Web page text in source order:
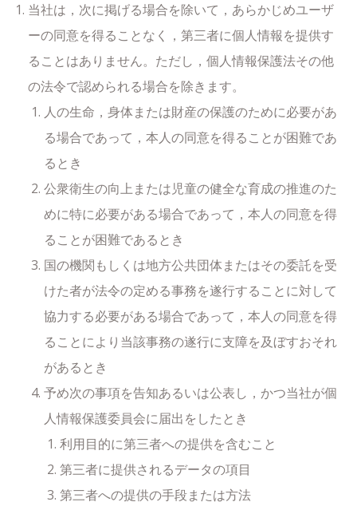
当社は，次に掲げる場合を除いて，あらかじめユーザ
ーの同意を得ることなく，第三者に個人情報を提供す
ることはありません。ただし，個人情報保護法その他
の法令で認められる場合を除きます。
人の生命，身体または財産の保護のために必要があ
る場合であって，本人の同意を得ることが困難であ
るとき
公衆衛生の向上または児童の健全な育成の推進のた
めに特に必要がある場合であって，本人の同意を得
ることが困難であるとき
国の機関もしくは地方公共団体またはその委託を受
けた者が法令の定める事務を遂行することに対して
協力する必要がある場合であって，本人の同意を得
ることにより当該事務の遂行に支障を及ぼすおそれ
があるとき
予め次の事項を告知あるいは公表し，かつ当社が個
人情報保護委員会に届出をしたとき
利用目的に第三者への提供を含むこと
第三者に提供されるデータの項目
第三者への提供の手段または方法